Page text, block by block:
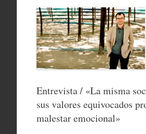
Entrevista / «La misma
sus valores equivocados
malestar emocional»